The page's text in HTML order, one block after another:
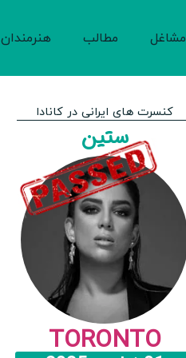
مشاغل مطالب هنرمندان
کنسرت های ایرانی در کانادا
ستین
TORONTO